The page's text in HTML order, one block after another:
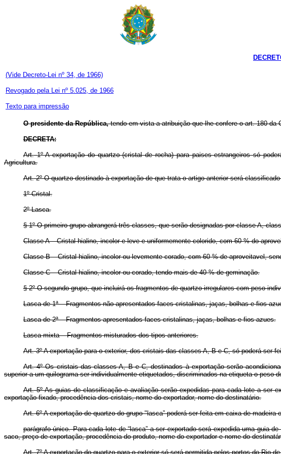
(Vide Decreto-Lei nº 34, de 1966)
Revogado pela Lei nº 5.025, de 1966
Texto para impressão
O presidente da República,tendo em vista a atribuição que lhe confere o art. 180 da
DECRETA:
Art.1º A exportação do quartzo (cristal de rocha) para paises estrangeiros só
Agricultura.
Art.2º O quartzo destinado à exportação de que trata o artigo anterior será
1º Cristal.
2º Lasca.
§ 1º O primeiro grupo abrangerá três classes, que serão designadas por classe A,
Classe A – Cristal hialino, incolor e leve e uniformemente colorido, com 60 % do
Classe B – Cristal hialino, incolor ou levemente corado, com 60 % de aproveitavel,
Classe C – Cristal hialino, incolor ou corado, tendo mais de 40 % de geminação.
§ 2º O segundo grupo, que incluirá os fragmentos de quartzo irregulares com peso
Lasca de 1ª – Fragmentos não apresentados faces cristalinas, jaças, bolhas e fios
Lasca de 2ª – Fragmentos apresentados faces cristalinas, jaças, bolhas e fios azues.
Lasca mixta – Fragmentos misturados dos tipos anteriores.
Art.3º A exportação para o exterior, dos cristais das classes A, B e C, só poderá ser
Art.4º Os cristais das classes A, B e C, destinados à exportação serão
superior a um quilograma ser individualmente etiquetados, discriminados na etiqueta o
Art.5º As guias de classificação e avaliação serão expedidas para cada lote a ser
exportação fixado, procedência dos cristais, nome do exportador, nome do destinatário.
Art.6º A exportação de quartzo do grupo "lasca” poderá ser feita em caixa de madeira
parágrafo único. Para cada lote de “lasca” a ser exportado será expedida uma guia
saco, preço de exportação, procedência do produto, nome do exportador e nome do
Art.7º A exportação do quartzo para o exterior só será permitida pelos portos do Rio